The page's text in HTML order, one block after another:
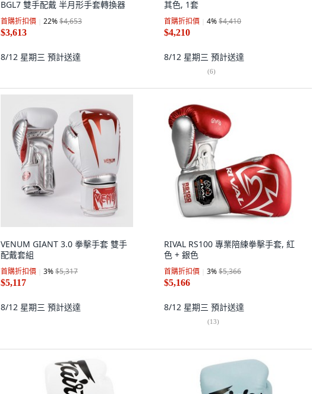
BGL7 雙手配戴 半月形手套轉換器
首購折扣價 22%$4,653
$3,613
8/12 星期三 預計送達
其色, 1套
首購折扣價 4%$4,410
$4,210
8/12 星期三 預計送達
(6)
VENUM GIANT 3.0 拳擊手套 雙手
配戴套組
首購折扣價 3%$5,317
$5,117
8/12 星期三 預計送達
RIVAL RS100 專業陪練拳擊手套, 紅
色 + 銀色
首購折扣價 3%$5,366
$5,166
8/12 星期三 預計送達
(13)